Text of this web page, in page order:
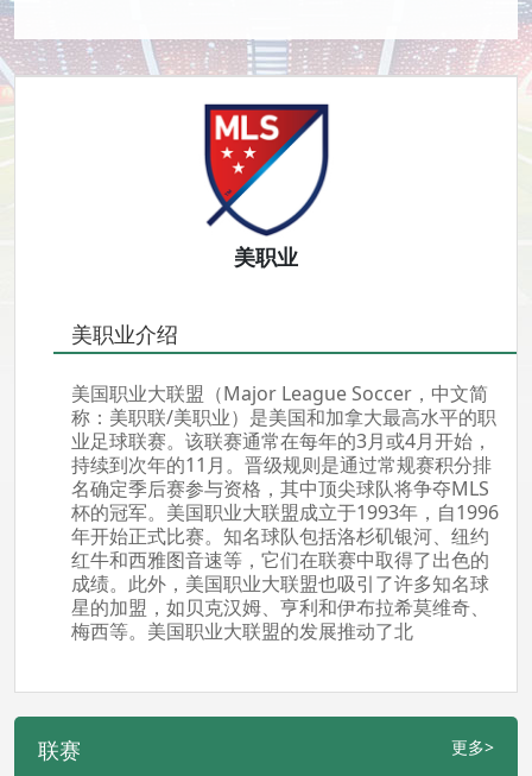
美职业
美职业介绍
美国职业大联盟（Major League Soccer，中文简
称：美职联/美职业）是美国和加拿大最高水平的职
业足球联赛。该联赛通常在每年的3月或4月开始，
持续到次年的11月。晋级规则是通过常规赛积分排
名确定季后赛参与资格，其中顶尖球队将争夺MLS
杯的冠军。美国职业大联盟成立于1993年，自1996
年开始正式比赛。知名球队包括洛杉矶银河、纽约
红牛和西雅图音速等，它们在联赛中取得了出色的
成绩。此外，美国职业大联盟也吸引了许多知名球
星的加盟，如贝克汉姆、亨利和伊布拉希莫维奇、
梅西等。美国职业大联盟的发展推动了北
联赛 更多>